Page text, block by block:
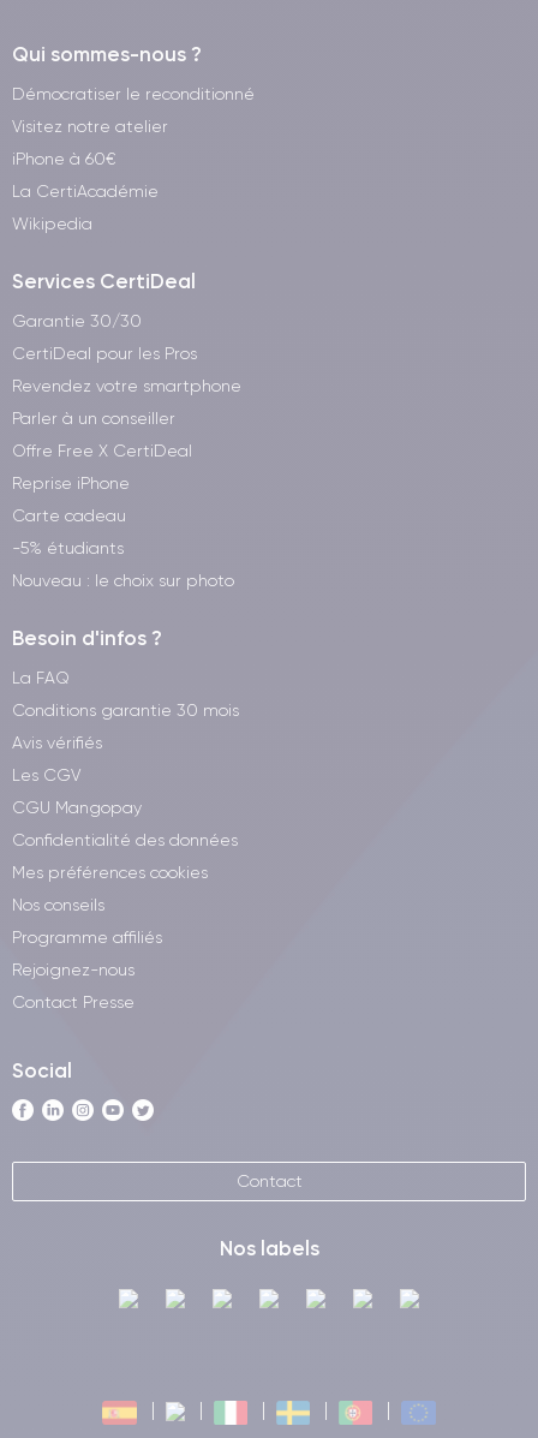
Qui sommes-nous ?
Démocratiser le reconditionné
Visitez notre atelier
iPhone à 60€
La CertiAcadémie
Wikipedia
Services CertiDeal
Garantie 30/30
CertiDeal pour les Pros
Revendez votre smartphone
Parler à un conseiller
Offre Free X CertiDeal
Reprise iPhone
Carte cadeau
-5% étudiants
Nouveau : le choix sur photo
Besoin d'infos ?
La FAQ
Conditions garantie 30 mois
Avis vérifiés
Les CGV
CGU Mangopay
Confidentialité des données
Mes préférences cookies
Nos conseils
Programme affiliés
Rejoignez-nous
Contact Presse
Social
Contact
Nos labels